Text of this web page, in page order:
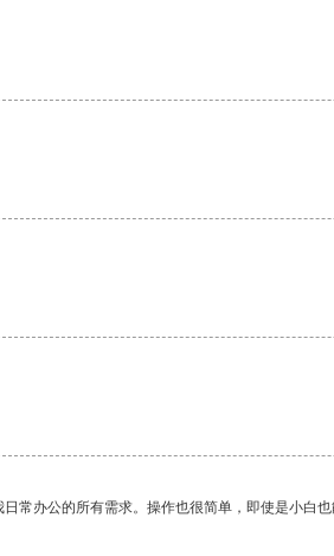
常办公的所有需求。操作也很简单，即使是小白也